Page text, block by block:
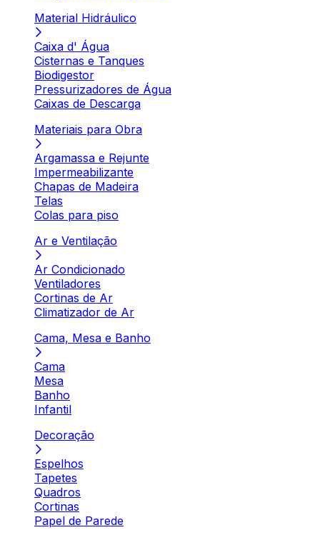
Material Hidráulico
Caixa d' Água
Cisternas e Tanques
Biodigestor
Pressurizadores de Água
Caixas de Descarga
Materiais para Obra
Argamassa e Rejunte
Impermeabilizante
Chapas de Madeira
Telas
Colas para piso
Ar e Ventilação
Ar Condicionado
Ventiladores
Cortinas de Ar
Climatizador de Ar
Cama, Mesa e Banho
Cama
Mesa
Banho
Infantil
Decoração
Espelhos
Tapetes
Quadros
Cortinas
Papel de Parede